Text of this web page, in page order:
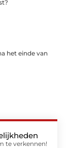
het einde van
te verkennen!